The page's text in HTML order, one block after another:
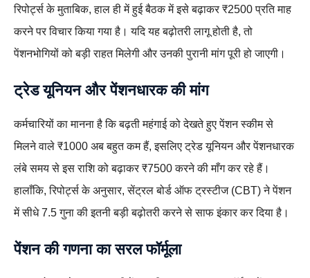
रिपोर्ट्स के मुताबिक, हाल ही में हुई बैठक में इसे बढ़ाकर ₹2500 प्रति माह
करने पर विचार किया गया है। यदि यह बढ़ोतरी लागू होती है, तो
पेंशनभोगियों को बड़ी राहत मिलेगी और उनकी पुरानी मांग पूरी हो जाएगी।
ट्रेड यूनियन और पेंशनधारक की मांग
कर्मचारियों का मानना है कि बढ़ती महंगाई को देखते हुए पेंशन स्कीम से
मिलने वाले ₹1000 अब बहुत कम हैं, इसलिए ट्रेड यूनियन और पेंशनधारक
लंबे समय से इस राशि को बढ़ाकर ₹7500 करने की माँग कर रहे हैं।
हालाँकि, रिपोर्ट्स के अनुसार, सेंट्रल बोर्ड ऑफ ट्रस्टीज (CBT) ने पेंशन
में सीधे 7.5 गुना की इतनी बड़ी बढ़ोतरी करने से साफ इंकार कर दिया है।
पेंशन की गणना का सरल फॉर्मूला